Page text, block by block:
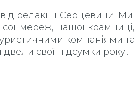
від редакції Серцевини. Ми
соцмереж, нашої крамниці,
компаніями та
свої підсумки року